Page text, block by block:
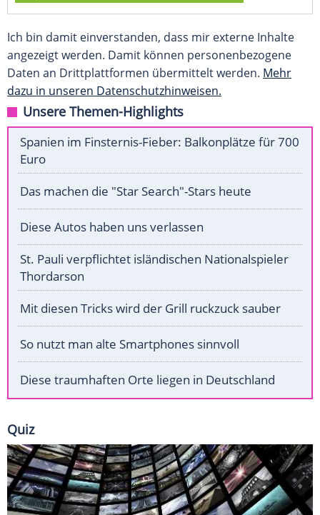
Ich bin damit einverstanden, dass mir externe Inhalte
angezeigt werden. Damit können personenbezogene
Daten an Drittplattformen übermittelt werden. Mehr
dazu in unseren Datenschutzhinweisen.
Unsere Themen-Highlights
Spanien im Finsternis-Fieber: Balkonplätze für 700
Euro
Das machen die "Star Search"-Stars heute
Diese Autos haben uns verlassen
St. Pauli verpflichtet isländischen Nationalspieler
Thordarson
Mit diesen Tricks wird der Grill ruckzuck sauber
So nutzt man alte Smartphones sinnvoll
Diese traumhaften Orte liegen in Deutschland
Quiz